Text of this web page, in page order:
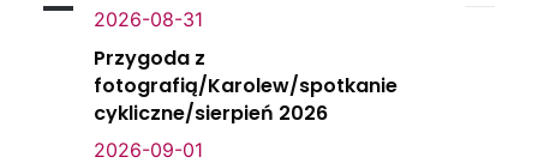
2026-08-31
Przygoda z
fotografią/Karolew/spotkanie
cykliczne/sierpień 2026
2026-09-01